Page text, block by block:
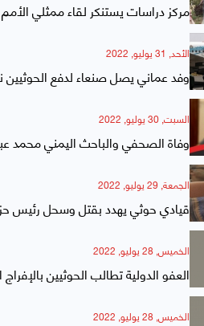
مركز دراسات يستنكر لقاء ممثلي
الأحد, 31 يوليو, 2022
وفد عماني يصل صنعاء لدفع الحوثيين
السبت, 30 يوليو, 2022
وفاة الصحفي والباحث اليمني محمد
الجمعة, 29 يوليو, 2022
قيادي حوثي يهدد بقتل وسحل رئيس
الخميس, 28 يوليو, 2022
العفو الدولية تطالب الحوثيين
الخميس, 28 يوليو, 2022